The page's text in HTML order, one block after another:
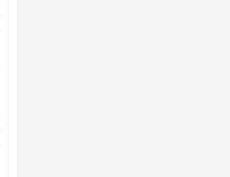
Ворог завдав
двоє поранених. Ще
після атаки БПЛА по ринку